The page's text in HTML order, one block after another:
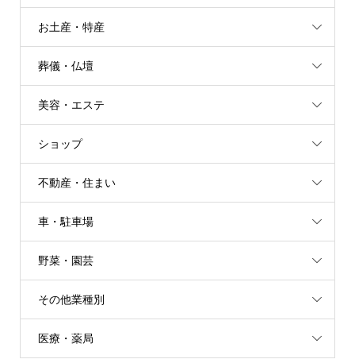
お土産・特産
葬儀・仏壇
美容・エステ
ショップ
不動産・住まい
車・駐車場
野菜・園芸
その他業種別
医療・薬局